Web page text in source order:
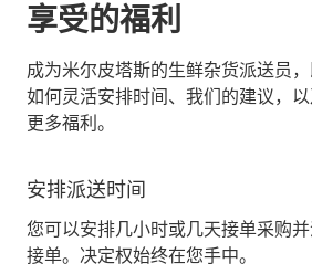
享受的福利
成为米尔皮塔斯的生鲜杂货派送员
如何灵活安排时间、我们的建议，
更多福利。
安排派送时间
您可以安排几小时或几天接单采购
接单。决定权始终在您手中。